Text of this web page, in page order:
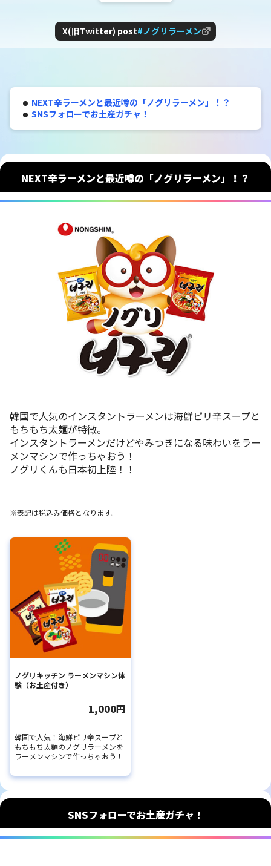
X(旧Twitter) post#ノグリラーメン
NEXT辛ラーメンと最近噂の「ノグリラーメン」！？
SNSフォローでお土産ガチャ！
NEXT辛ラーメンと最近噂の「ノグリラーメン」！？
韓国で人気のインスタントラーメンは海鮮ピリ辛スープと
もちもち太麺が特徴。
インスタントラーメンだけどやみつきになる味わいをラー
メンマシンで作っちゃおう！
ノグリくんも日本初上陸！！
※表記は税込み価格となります。
ノグリキッチン ラーメンマシン体
験（お土産付き）
1,000円
韓国で人気！海鮮ピリ辛スープと
もちもち太麺のノグリラーメンを
ラーメンマシンで作っちゃおう！
SNSフォローでお土産ガチャ！